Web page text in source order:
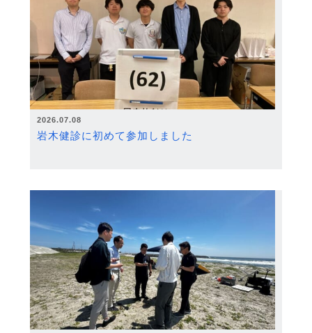
2026.07.08
岩木健診に初めて参加しました